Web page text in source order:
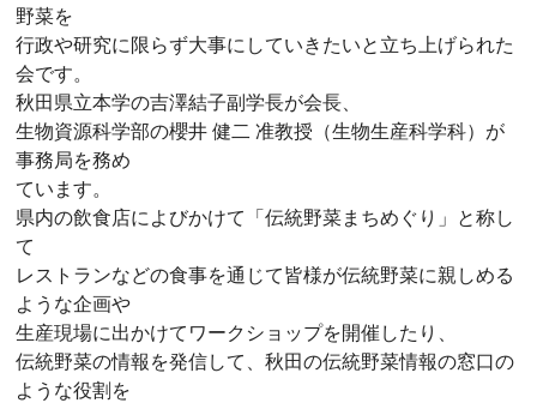
野菜を
行政や研究に限らず大事にしていきたいと立ち上げられた
会です。
秋田県立本学の吉澤結子副学長が会長、
生物資源科学部の櫻井 健二 准教授（生物生産科学科）が
事務局を務め
ています。
県内の飲食店によびかけて「伝統野菜まちめぐり」と称し
て
レストランなどの食事を通じて皆様が伝統野菜に親しめる
ような企画や
生産現場に出かけてワークショップを開催したり、
伝統野菜の情報を発信して、秋田の伝統野菜情報の窓口の
ような役割を